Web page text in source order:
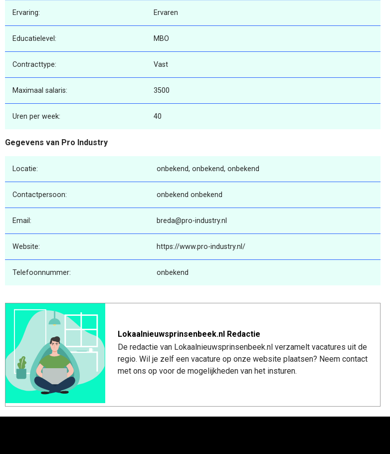
Ervaring: Ervaren
Educatielevel: MBO
Contracttype: Vast
Maximaal salaris: 3500
Uren per week: 40
Gegevens van Pro Industry
Locatie: onbekend, onbekend, onbekend
Contactpersoon: onbekend onbekend
Email: breda@pro-industry.nl
Website: https://www.pro-industry.nl/
Telefoonnummer: onbekend
Lokaalnieuwsprinsenbeek.nl Redactie
De redactie van Lokaalnieuwsprinsenbeek.nl verzamelt vacatures uit de
regio. Wil je zelf een vacature op onze website plaatsen? Neem contact
met ons op voor de mogelijkheden van het insturen.